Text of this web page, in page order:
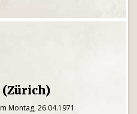
(Zürich)
Montag, 26.04.1971